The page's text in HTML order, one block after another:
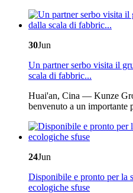
30Jun
Un partner serbo visita il
scala di fabbric...
Huai'an, Cina — Kunze
benvenuto a un importante
24Jun
Disponibile e pronto per la
ecologiche sfuse